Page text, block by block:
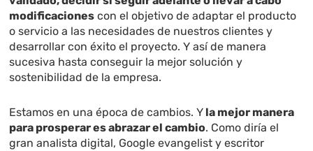
modificaciones con el objetivo de adaptar el producto
o servicio a las necesidades de nuestros clientes y
desarrollar con éxito el proyecto. Y así de manera
sucesiva hasta conseguir la mejor solución y
sostenibilidad de la empresa.
Estamos en una época de cambios. Y la mejor manera
para prosperar es abrazar el cambio. Como diría el
gran analista digital, Google evangelist y escritor